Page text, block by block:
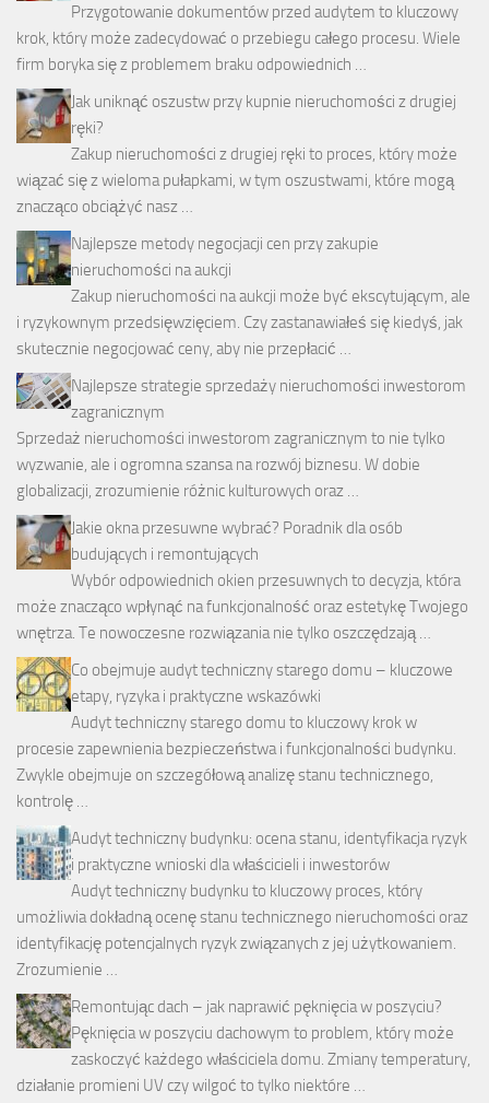
Przygotowanie dokumentów przed audytem to kluczowy
krok, który może zadecydować o przebiegu całego procesu. Wiele
firm boryka się z problemem braku odpowiednich …
Jak uniknąć oszustw przy kupnie nieruchomości z drugiej
ręki?
Zakup nieruchomości z drugiej ręki to proces, który może
wiązać się z wieloma pułapkami, w tym oszustwami, które mogą
znacząco obciążyć nasz …
Najlepsze metody negocjacji cen przy zakupie
nieruchomości na aukcji
Zakup nieruchomości na aukcji może być ekscytującym, ale
i ryzykownym przedsięwzięciem. Czy zastanawiałeś się kiedyś, jak
skutecznie negocjować ceny, aby nie przepłacić …
Najlepsze strategie sprzedaży nieruchomości inwestorom
zagranicznym
Sprzedaż nieruchomości inwestorom zagranicznym to nie tylko
wyzwanie, ale i ogromna szansa na rozwój biznesu. W dobie
globalizacji, zrozumienie różnic kulturowych oraz …
Jakie okna przesuwne wybrać? Poradnik dla osób
budujących i remontujących
Wybór odpowiednich okien przesuwnych to decyzja, która
może znacząco wpłynąć na funkcjonalność oraz estetykę Twojego
wnętrza. Te nowoczesne rozwiązania nie tylko oszczędzają …
Co obejmuje audyt techniczny starego domu – kluczowe
etapy, ryzyka i praktyczne wskazówki
Audyt techniczny starego domu to kluczowy krok w
procesie zapewnienia bezpieczeństwa i funkcjonalności budynku.
Zwykle obejmuje on szczegółową analizę stanu technicznego,
kontrolę …
Audyt techniczny budynku: ocena stanu, identyfikacja ryzyk
i praktyczne wnioski dla właścicieli i inwestorów
Audyt techniczny budynku to kluczowy proces, który
umożliwia dokładną ocenę stanu technicznego nieruchomości oraz
identyfikację potencjalnych ryzyk związanych z jej użytkowaniem.
Zrozumienie …
Remontując dach – jak naprawić pęknięcia w poszyciu?
Pęknięcia w poszyciu dachowym to problem, który może
zaskoczyć każdego właściciela domu. Zmiany temperatury,
działanie promieni UV czy wilgoć to tylko niektóre …